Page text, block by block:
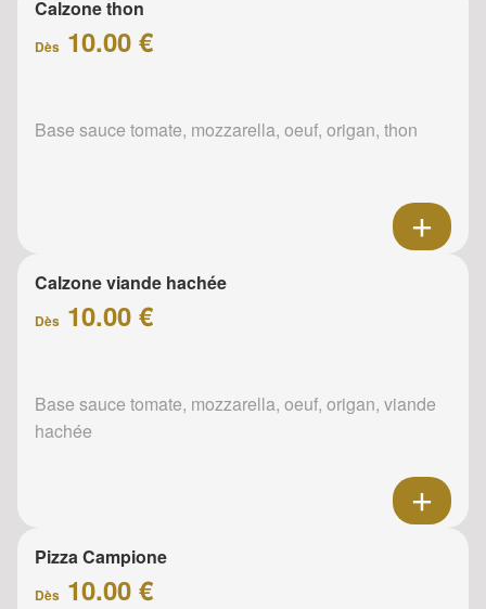
Calzone thon
Dès 10.00 €
Base sauce tomate, mozzarella, oeuf, origan, thon
Calzone viande hachée
Dès 10.00 €
Base sauce tomate, mozzarella, oeuf, origan, viande
hachée
Pizza Campione
Dès 10.00 €